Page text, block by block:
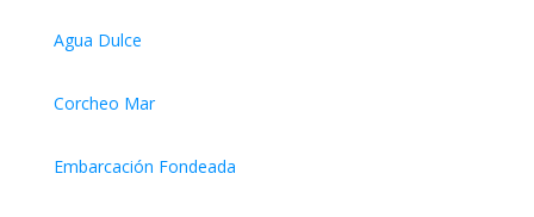
Agua Dulce
Corcheo Mar
Embarcación Fondeada